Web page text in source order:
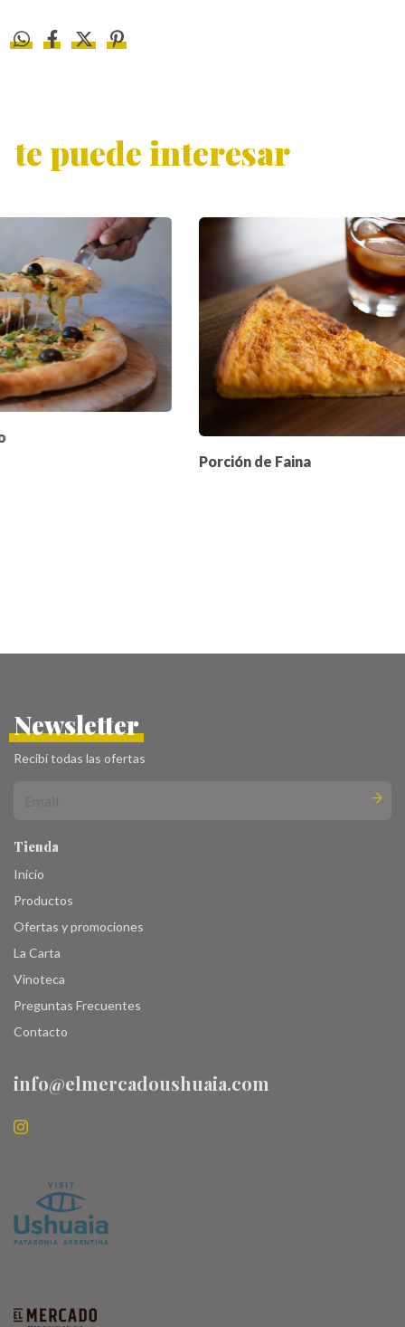
te puede interesar
Porción de Faina
Newsletter
Recibí todas las ofertas
Tienda
Inicio
Productos
Ofertas y promociones
La Carta
Vinoteca
Preguntas Frecuentes
Contacto
info@elmercadoushuaia.com